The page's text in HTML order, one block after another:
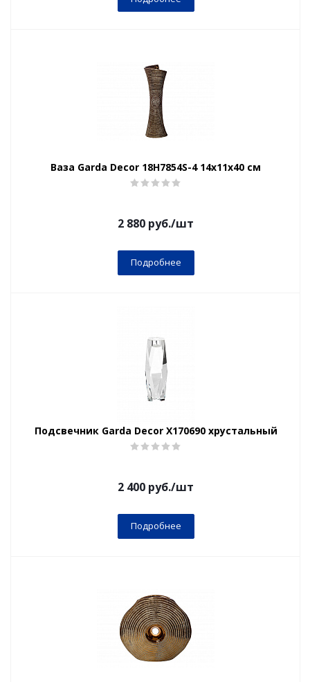
Ваза Garda Decor 18H7854S-4 14х11х40 см
2 880 руб./шт
Подробнее
Подсвечник Garda Decor X170690 хрустальный
2 400 руб./шт
Подробнее